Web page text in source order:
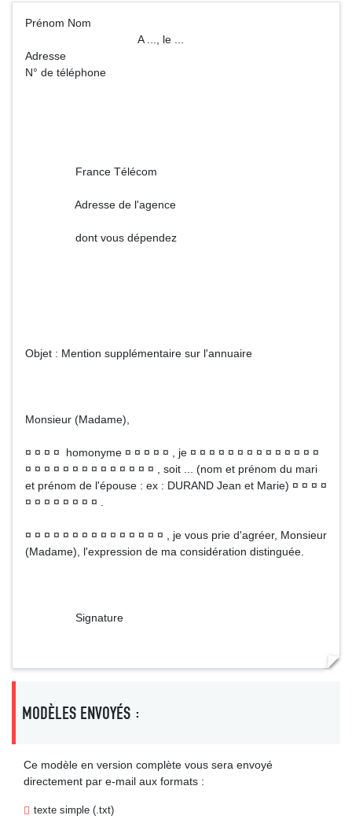
Prénom Nom
A ..., le ...
Adresse
N° de téléphone
France Télécom
Adresse de l'agence
dont vous dépendez
Objet : Mention supplémentaire sur l'annuaire
Monsieur (Madame),
¤ ¤ ¤ ¤ homonyme ¤ ¤ ¤ ¤ ¤ , je ¤ ¤ ¤ ¤ ¤ ¤ ¤ ¤ ¤ ¤ ¤ ¤ ¤ ¤
¤ ¤ ¤ ¤ ¤ ¤ ¤ ¤ ¤ ¤ ¤ ¤ ¤ ¤ , soit ... (nom et prénom du mari
et prénom de l'épouse : ex : DURAND Jean et Marie) ¤ ¤ ¤ ¤
¤ ¤ ¤ ¤ ¤ ¤ ¤ ¤ .
¤ ¤ ¤ ¤ ¤ ¤ ¤ ¤ ¤ ¤ ¤ ¤ ¤ ¤ ¤ , je vous prie d'agréer, Monsieur
(Madame), l'expression de ma considération distinguée.
Signature
MODÈLES ENVOYÉS :
Ce modèle en version complète vous sera envoyé
directement par e-mail aux formats :
texte simple (.txt)